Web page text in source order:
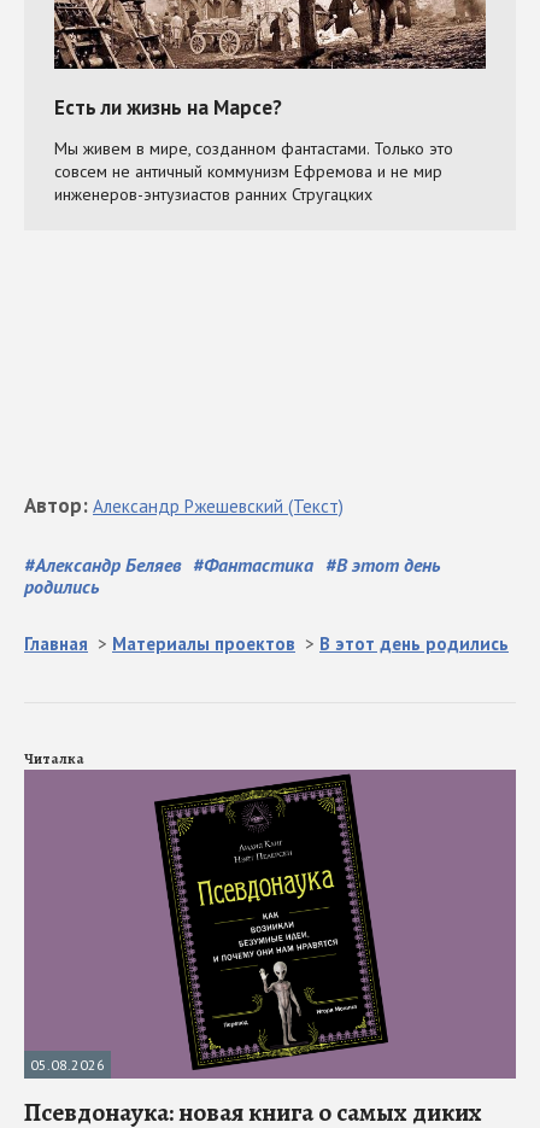
#Александр Беляев #Фантастика #В этот день
родились
Автор: Александр Ржешевский (Текст)
Главная > Материалы проектов > В этот день родились
Читалка
05.08.2026
Псевдонаука: новая книга о самых диких